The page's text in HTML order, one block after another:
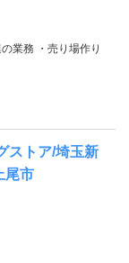
業務 ・売り場作り
ストア/埼玉新
尾市